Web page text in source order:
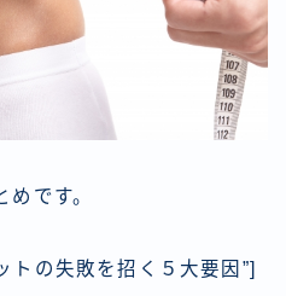
です。
の失敗を招く５大要因”]